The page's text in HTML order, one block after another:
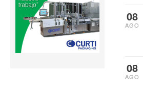
08
AGO
08
AGO